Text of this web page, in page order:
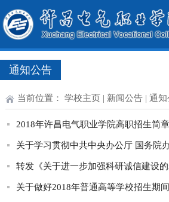
通知公告
当前位置： 学校主页| 新闻公告| 通知
2018年许昌电气职业学院高职招生简章
转发《关于进一步加强科研诚信建设的
关于做好2018年普通高等学校招生期